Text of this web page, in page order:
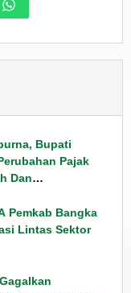
Bupati
Pajak
Dan
Pemkab Bangka
Lintas Sektor